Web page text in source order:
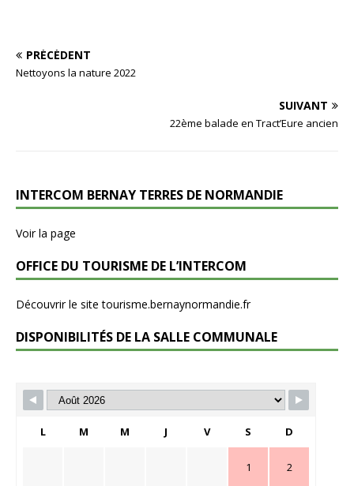
PRÉCÉDENT
Nettoyons la nature 2022
SUIVANT
22ème balade en Tract’Eure ancien
INTERCOM BERNAY TERRES DE NORMANDIE
Voir la page
OFFICE DU TOURISME DE L’INTERCOM
Découvrir le site tourisme.bernaynormandie.fr
DISPONIBILITÉS DE LA SALLE COMMUNALE
L M M J V S D
1 2